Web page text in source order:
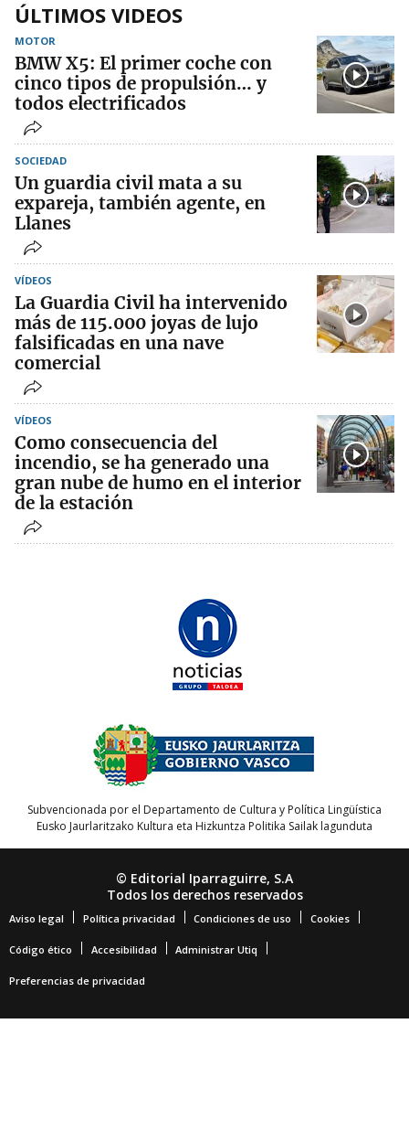
ÚLTIMOS VIDEOS
MOTOR
BMW X5: El primer coche con
cinco tipos de propulsión… y
todos electrificados
SOCIEDAD
Un guardia civil mata a su
expareja, también agente, en
Llanes
VÍDEOS
La Guardia Civil ha intervenido
más de 115.000 joyas de lujo
falsificadas en una nave
comercial
VÍDEOS
Como consecuencia del
incendio, se ha generado una
gran nube de humo en el interior
de la estación
Subvencionada por el Departamento de Cultura y Política Lingüística
Eusko Jaurlaritzako Kultura eta Hizkuntza Politika Sailak lagunduta
© Editorial Iparraguirre, S.A
Todos los derechos reservados
Aviso legal Política privacidad Condiciones de uso Cookies
Código ético Accesibilidad Administrar Utiq
Preferencias de privacidad